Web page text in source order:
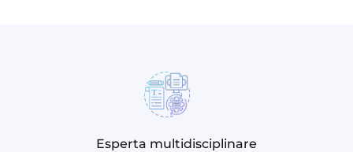
Esperta multidisciplinare